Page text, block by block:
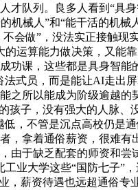
队列。良多人看到“具
机械人”和“能干活的机
会做”，没法实正接触
运算能力做决策，又能
课，这些都是具身智
式员，而是能让AI走出
所以能成为阶级逾越
子，没有强大的人脉
，不管是沉点高校仍是
拿着通俗薪资，很难
于缺乏配套的师资和
业大学这些“国防七子”
薪资待遇也远超通俗